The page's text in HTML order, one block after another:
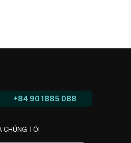
+84 90 1885 088
CHÚNG TÔI